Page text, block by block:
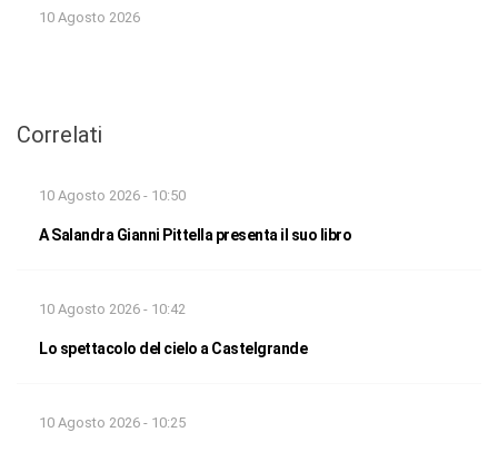
10 Agosto 2026
Correlati
10 Agosto 2026 - 10:50
A Salandra Gianni Pittella presenta il suo libro
10 Agosto 2026 - 10:42
Lo spettacolo del cielo a Castelgrande
10 Agosto 2026 - 10:25